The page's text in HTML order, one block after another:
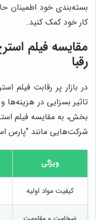
بسته‌بندی خود
کار خود کمک کنید.
مقایسه فیلم
رقبا
در بازار پر رقابت فیلم
تاثیر بسزایی در
بخش، به مقایسه فیلم
شرکت‌هایی مانند "پارس
ویژگی
کیفیت مواد اولیه